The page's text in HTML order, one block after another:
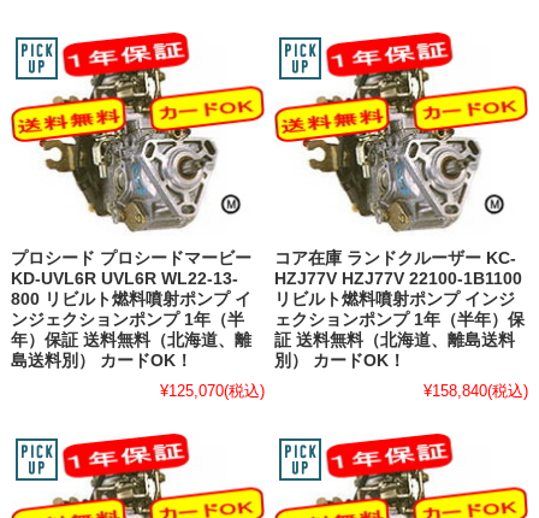
プロシード プロシードマービー
KD-UVL6R UVL6R WL22-13-
800 リビルト燃料噴射ポンプ イ
ンジェクションポンプ 1年（半
年）保証 送料無料（北海道、離
島送料別） カードOK！
¥125,070(税込)
コア在庫 ランドクルーザー KC-
HZJ77V HZJ77V 22100-1B1100
リビルト燃料噴射ポンプ インジ
ェクションポンプ 1年（半年）保
証 送料無料（北海道、離島送料
別） カードOK！
¥158,840(税込)